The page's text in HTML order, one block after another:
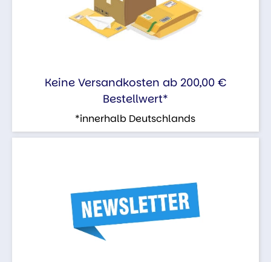
Keine Versandkosten ab 200,00 €
Bestellwert*
*innerhalb Deutschlands